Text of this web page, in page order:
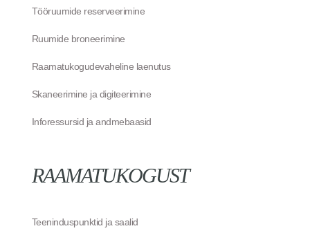
Tööruumide reserveerimine
Ruumide broneerimine
Raamatukogudevaheline laenutus
Skaneerimine ja digiteerimine
Inforessursid ja andmebaasid
RAAMATUKOGUST
Teeninduspunktid ja saalid